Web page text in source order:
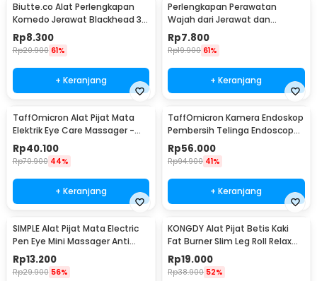
Biutte.co Alat Perlengkapan
Komedo Jerawat Blackhead 3
PCS - PT3
Rp8.300
Rp20.900 61%
+ Keranjang
Perlengkapan Perawatan
Wajah dari Jerawat dan
Komedo Double Head 4PCS
Rp7.800
Rp19.900 61%
+ Keranjang
TaffOmicron Alat Pijat Mata
Elektrik Eye Care Massager -
XTK-018
Rp40.100
Rp70.900 44%
+ Keranjang
TaffOmicron Kamera Endoskop
Pembersih Telinga Endoscope
USB 3 in 1 - i96
Rp56.000
Rp94.900 41%
+ Keranjang
SIMPLE Alat Pijat Mata Electric
Pen Eye Mini Massager Anti
Aging - SM17
Rp13.200
Rp29.900 56%
KONGDY Alat Pijat Betis Kaki
Fat Burner Slim Leg Roll Relax
Massager - 301
Rp19.000
Rp38.900 52%